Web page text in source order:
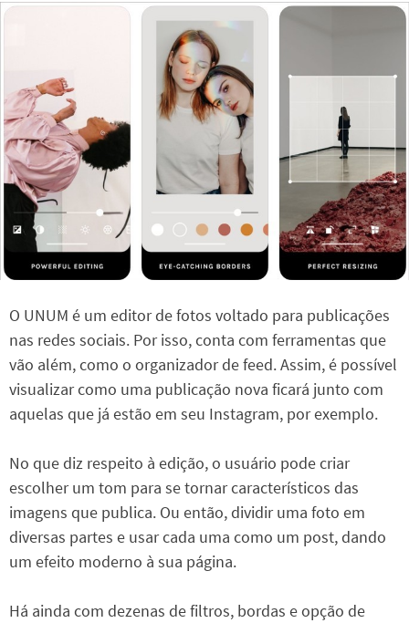
O UNUM é um editor de fotos voltado para publicações
nas redes sociais. Por isso, conta com ferramentas que
vão além, como o organizador de feed. Assim, é possível
visualizar como uma publicação nova ficará junto com
aquelas que já estão em seu Instagram, por exemplo.
No que diz respeito à edição, o usuário pode criar
escolher um tom para se tornar característicos das
imagens que publica. Ou então, dividir uma foto em
diversas partes e usar cada uma como um post, dando
um efeito moderno à sua página.
Há ainda com dezenas de filtros, bordas e opção de